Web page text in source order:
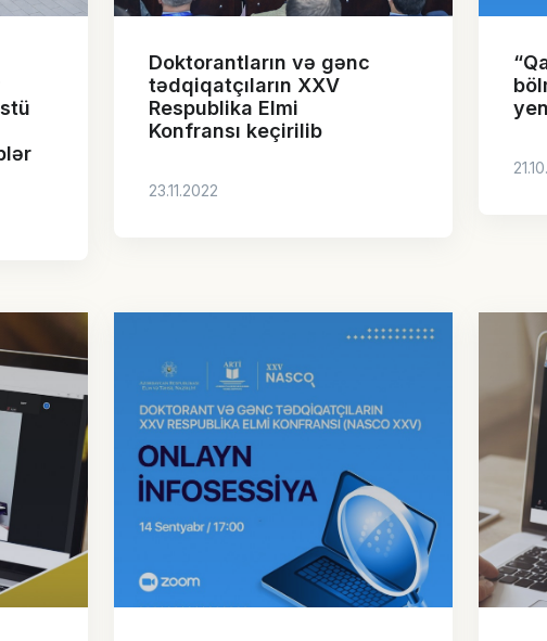
Doktorantların və gənc
tədqiqatçıların XXV
Respublika Elmi
Konfransı keçirilib
23.11.2022